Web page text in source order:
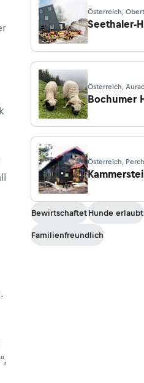
Österreich,
Seethaler-
Österreich,
Kitzbühel
Bochumer
Österreich,
Bewirtschaftet Hunde erlaubt
Familienfreundlich